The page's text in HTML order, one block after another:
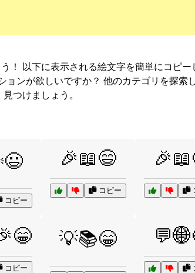
！ 以下に表示される絵文字を簡単にコピ
ンが欲しいですか？ 他のカテゴリを探索
見つけましょう。
コピー
🎉📖😄
コピー
コピー
💡📚😁